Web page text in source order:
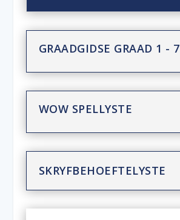
GRAADGIDSE GRAAD 1 - 7
WOW SPELLYSTE
SKRYFBEHOEFTELYSTE